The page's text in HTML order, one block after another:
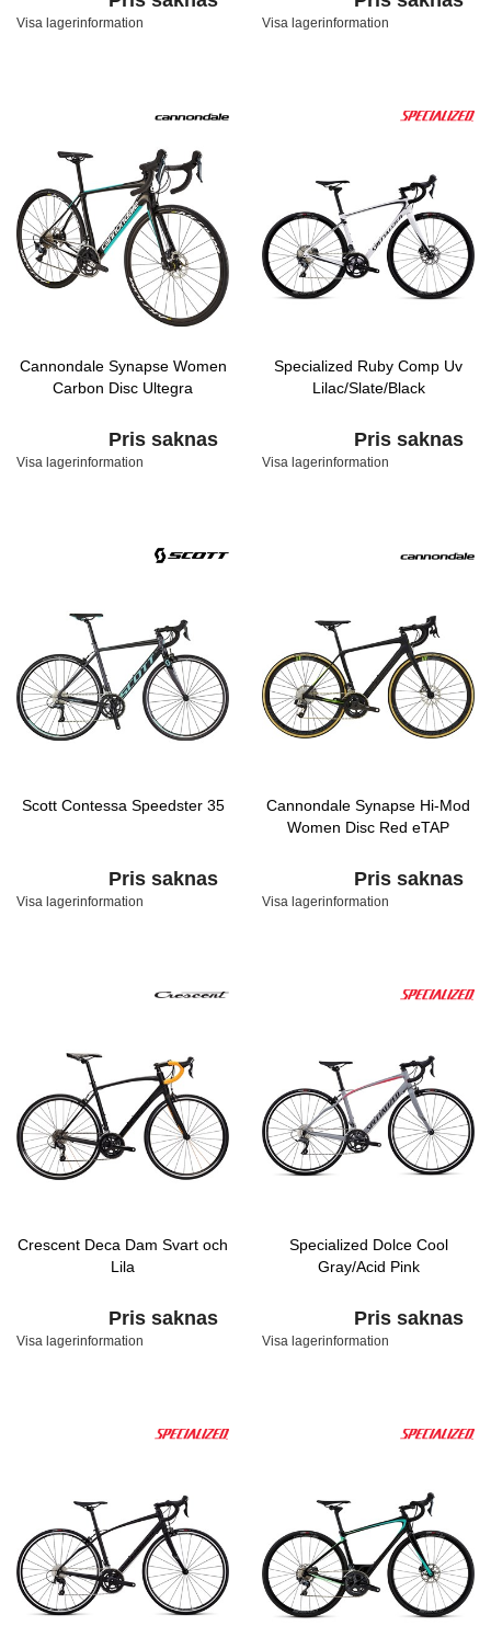
Visa lagerinformation Visa lagerinformation
Cannondale Synapse Women
Carbon Disc Ultegra
Pris saknas
Visa lagerinformation
Specialized Ruby Comp Uv
Lilac/Slate/Black
Pris saknas
Visa lagerinformation
Scott Contessa Speedster 35
Pris saknas
Visa lagerinformation
Cannondale Synapse Hi-Mod
Women Disc Red eTAP
Pris saknas
Visa lagerinformation
Crescent Deca Dam Svart och
Lila
Pris saknas
Visa lagerinformation
Specialized Dolce Cool
Gray/Acid Pink
Pris saknas
Visa lagerinformation